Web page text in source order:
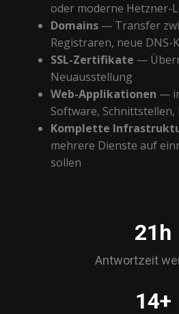
oder moderne Hetzner-
Domains — Transfer
Registraren, neue
SSL-Zertifikate —
Neuausstellung
Web-Applikationen —
Software,
Komplette
mehrere Dienste auf
sollen
23h
Antwortzeit
15+